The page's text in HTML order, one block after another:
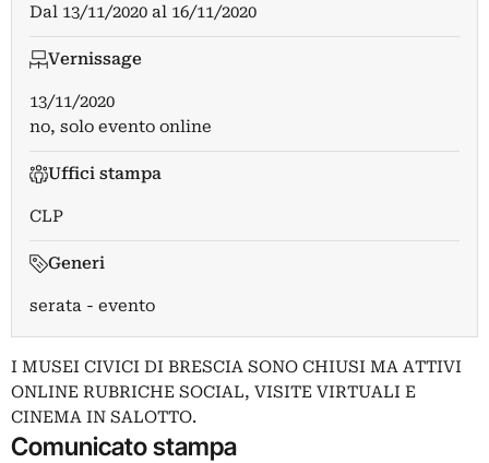
Dal 13/11/2020 al 16/11/2020
Vernissage
13/11/2020
no, solo evento online
Uffici stampa
CLP
Generi
serata - evento
I MUSEI CIVICI DI BRESCIA SONO CHIUSI MA ATTIVI
ONLINE RUBRICHE SOCIAL, VISITE VIRTUALI E
CINEMA IN SALOTTO.
Comunicato stampa